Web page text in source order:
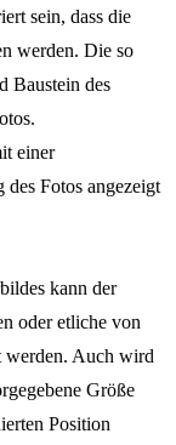
sein, dass die
werden. Die so
Baustein des
einer
Fotos angezeigt
kann der
oder etliche von
werden. Auch wird
Größe
Position